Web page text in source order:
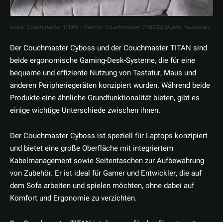
Links: Couchmaster TITAN – Rechts: Couchmaster CYBOSS Quelle: Huskynarr
Der Couchmaster Cyboss und der Couchmaster TITAN sind
beide ergonomische Gaming-Desk-Systeme, die für eine
bequeme und effiziente Nutzung von Tastatur, Maus und
anderen Peripheriegeräten konzipiert wurden. Während beide
Produkte eine ähnliche Grundfunktionalität bieten, gibt es
einige wichtige Unterschiede zwischen ihnen.
Der Couchmaster Cyboss ist speziell für Laptops konzipiert
und bietet eine große Oberfläche mit integriertem
Kabelmanagement sowie Seitentaschen zur Aufbewahrung
von Zubehör. Er ist ideal für Gamer und Entwickler, die auf
dem Sofa arbeiten und spielen möchten, ohne dabei auf
Komfort und Ergonomie zu verzichten.